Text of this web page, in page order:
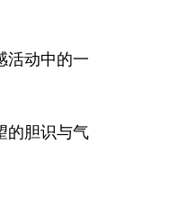
活动中的一
的胆识与气